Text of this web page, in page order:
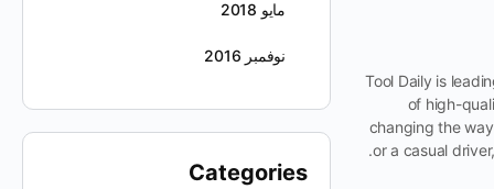
Tool Daily is
of high-
changing the
or a casual
مايو 2018
نوفمبر 2016
Categories